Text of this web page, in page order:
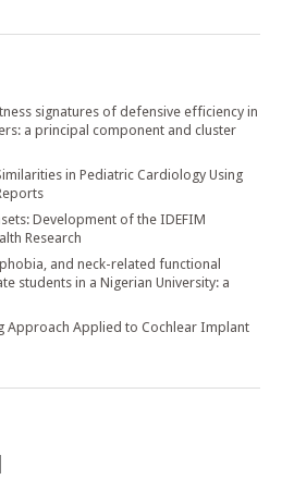
signatures of defensive efficiency in
a principal component and cluster
in Pediatric Cardiology Using
Development of the IDEFIM
Research
and neck-related functional
students in a Nigerian University: a
Approach Applied to Cochlear Implant